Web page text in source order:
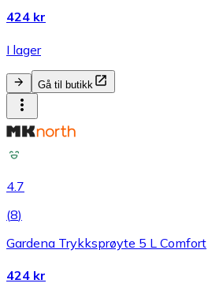
424 kr
I lager
Gå til butikk
4.7
(8)
Gardena Trykksprøyte 5 L Comfort
424 kr